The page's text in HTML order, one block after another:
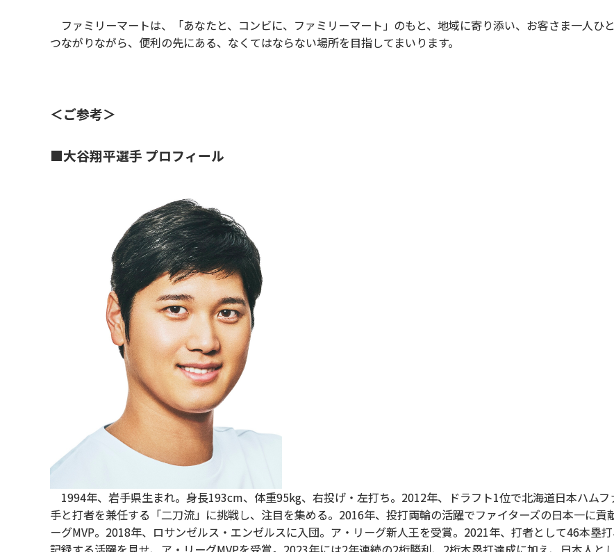
ファミリーマートは、「あなたと、コンビに、ファミリーマート」のもと、地域に寄り添い、お客さま一人ひ
つながりながら、便利の先にある、なくてはならない場所を目指してまいります。
＜ご参考＞
■大谷翔平選手 プロフィール
1994年、岩手県生まれ。身長193cm、体重95kg、右投げ・左打ち。2012年、ドラフト1位で北海道日本ハムフ
手と打者を兼任する「二刀流」に挑戦し、注目を集める。2016年、投打両輪の活躍でファイターズの日本一に貢
ーグMVP。2018年、ロサンゼルス・エンゼルスに入団。ア・リーグ新人王を受賞。2021年、打者として46本塁